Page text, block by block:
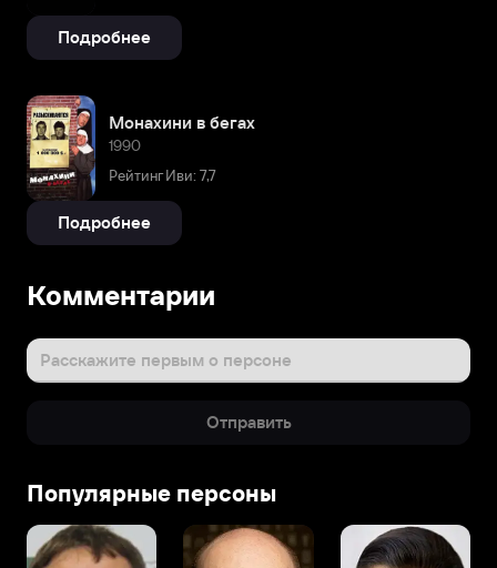
Подробнее
Монахини в бегах
1990
Рейтинг Иви: 7,7
Подробнее
Комментарии
Расскажите первым о персоне
Отправить
Популярные персоны